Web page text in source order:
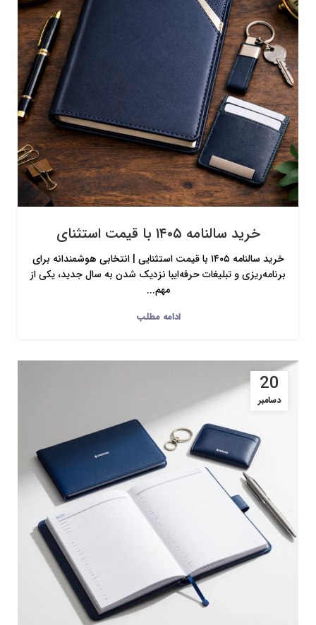
خرید سالنامه ۱۴۰۵ با قیمت استثنای
خرید سالنامه ۱۴۰۵ با قیمت استثنایی | انتخابی هوشمندانه برای
برنامه‌ریزی و تبلیغات حرفه‌ایبا نزدیک شدن به سال جدید، یکی از
مهم...
ادامه مطلب
20
دسامبر